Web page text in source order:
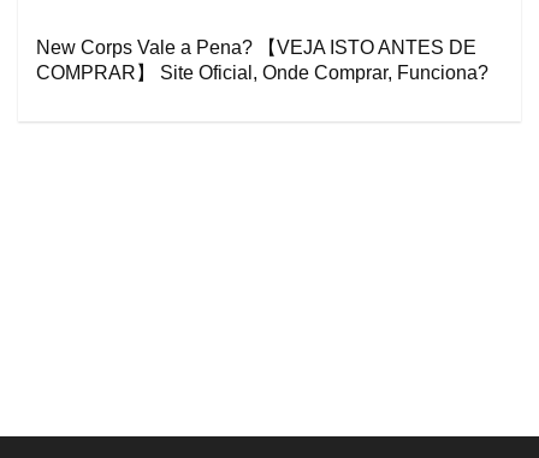
New Corps Vale a Pena? 【VEJA ISTO ANTES DE
COMPRAR】 Site Oficial, Onde Comprar, Funciona?